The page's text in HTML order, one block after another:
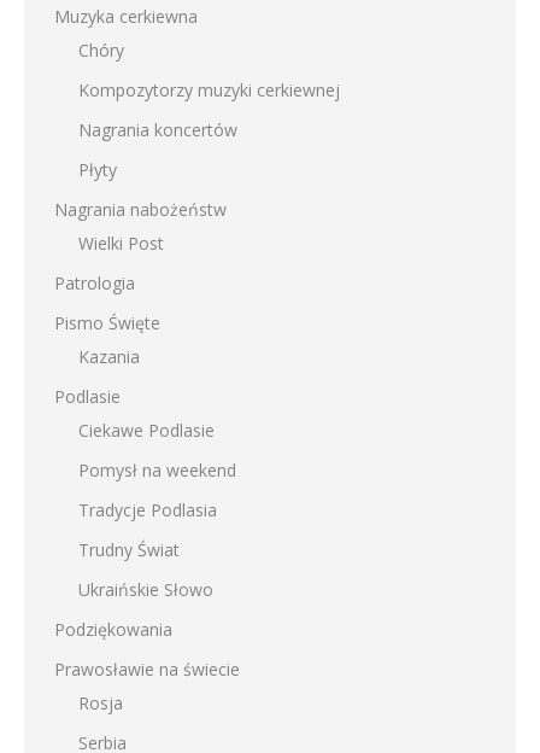
Muzyka cerkiewna
Chóry
Kompozytorzy muzyki cerkiewnej
Nagrania koncertów
Płyty
Nagrania nabożeństw
Wielki Post
Patrologia
Pismo Święte
Kazania
Podlasie
Ciekawe Podlasie
Pomysł na weekend
Tradycje Podlasia
Trudny Świat
Ukraińskie Słowo
Podziękowania
Prawosławie na świecie
Rosja
Serbia